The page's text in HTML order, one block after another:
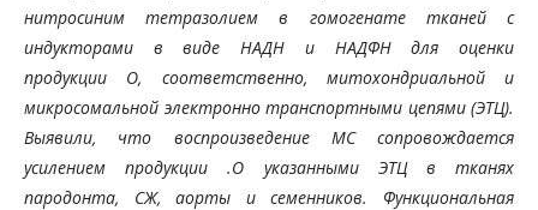
нитросиним тетразолием в гомогенате тканей с
индукторами в виде НАДН и НАДФН для оценки
продукции О, соответственно, митохондриальной и
микросомальной электронно транспортными цепями (ЭТЦ).
Выявили, что воспроизведение МС сопровождается
усилением продукции .О указанными ЭТЦ в тканях
пародонта, СЖ,аорты и семенников. Функциональная